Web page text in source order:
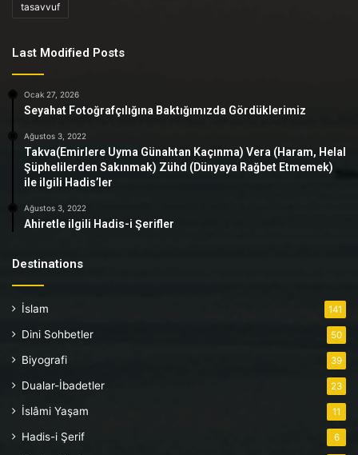
tasavvuf
Last Modified Posts
Ocak 27, 2026
Seyahat Fotoğrafçılığına Baktığımızda Gördüklerimiz
Ağustos 3, 2022
Takva(Emirlere Uyma Günahtan Kaçınma) Vera (Haram, Helal
Şüphelilerden Sakınmak) Zühd (Dünyaya Rağbet Etmemek)
ile ilgili Hadis’ler
Ağustos 3, 2022
Ahiretle ilgili Hadis-i Şerifler
Destinations
İslam 141
Dini Sohbetler 50
Biyografi 39
Dualar-İbadetler 23
İslâmi Yaşam 11
Hadis-i Şerif 6